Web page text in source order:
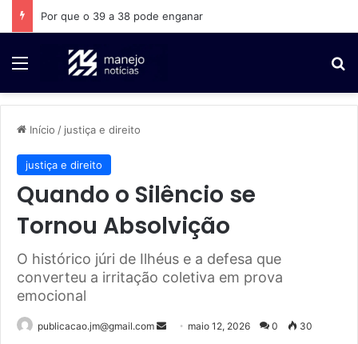
A Bahia não cabe numa fotografia
Início / justiça e direito
justiça e direito
Quando o Silêncio se
Tornou Absolvição
O histórico júri de Ilhéus e a defesa que
converteu a irritação coletiva em prova
emocional
publicacao.jm@gmail.com maio 12, 2026 0 30